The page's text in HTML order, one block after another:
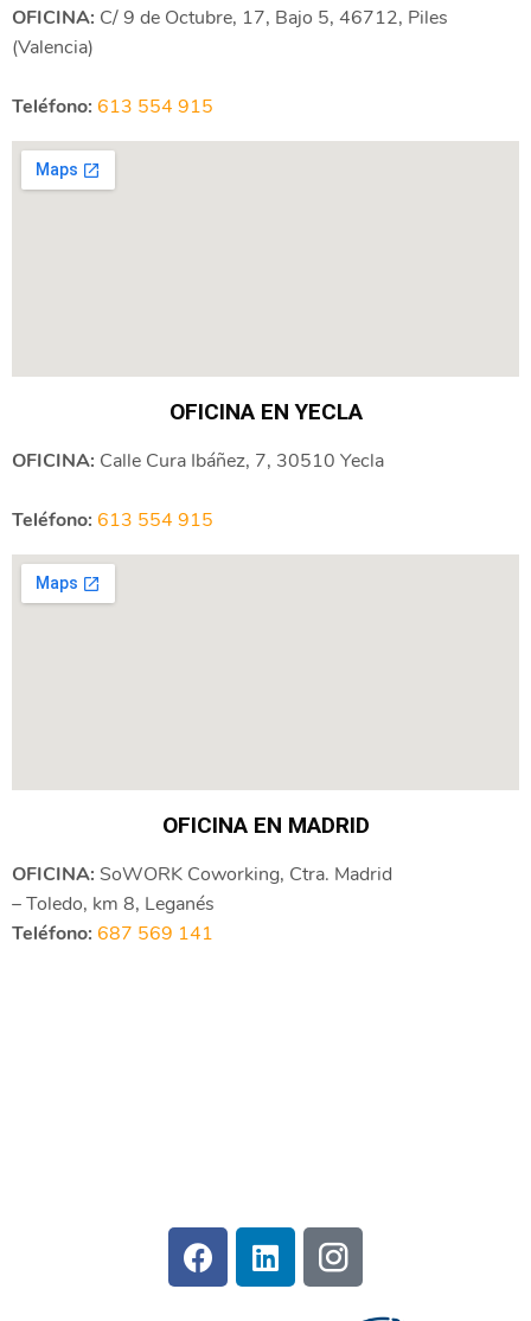
OFICINA: C/ 9 de Octubre, 17, Bajo 5, 46712, Piles
(Valencia)
Teléfono: 613 554 915
OFICINA EN YECLA
OFICINA: Calle Cura Ibáñez, 7, 30510 Yecla
Teléfono: 613 554 915
OFICINA EN MADRID
OFICINA: SoWORK Coworking, Ctra. Madrid
– Toledo, km 8, Leganés
Teléfono: 687 569 141